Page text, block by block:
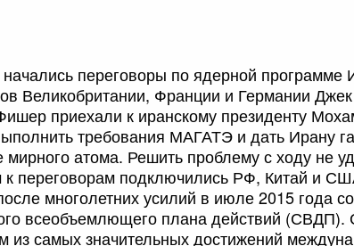
переговоры по ядерной программе
Великобритании, Франции и Германии
приехали к иранскому президенту
требования МАГАТЭ и дать Ирану
мирного атома. Решить проблему с ходу не
переговорам подключились РФ, Китай и
многолетних усилий в июле 2015 года
всеобъемлющего плана действий (СВДП).
из самых значительных достижений